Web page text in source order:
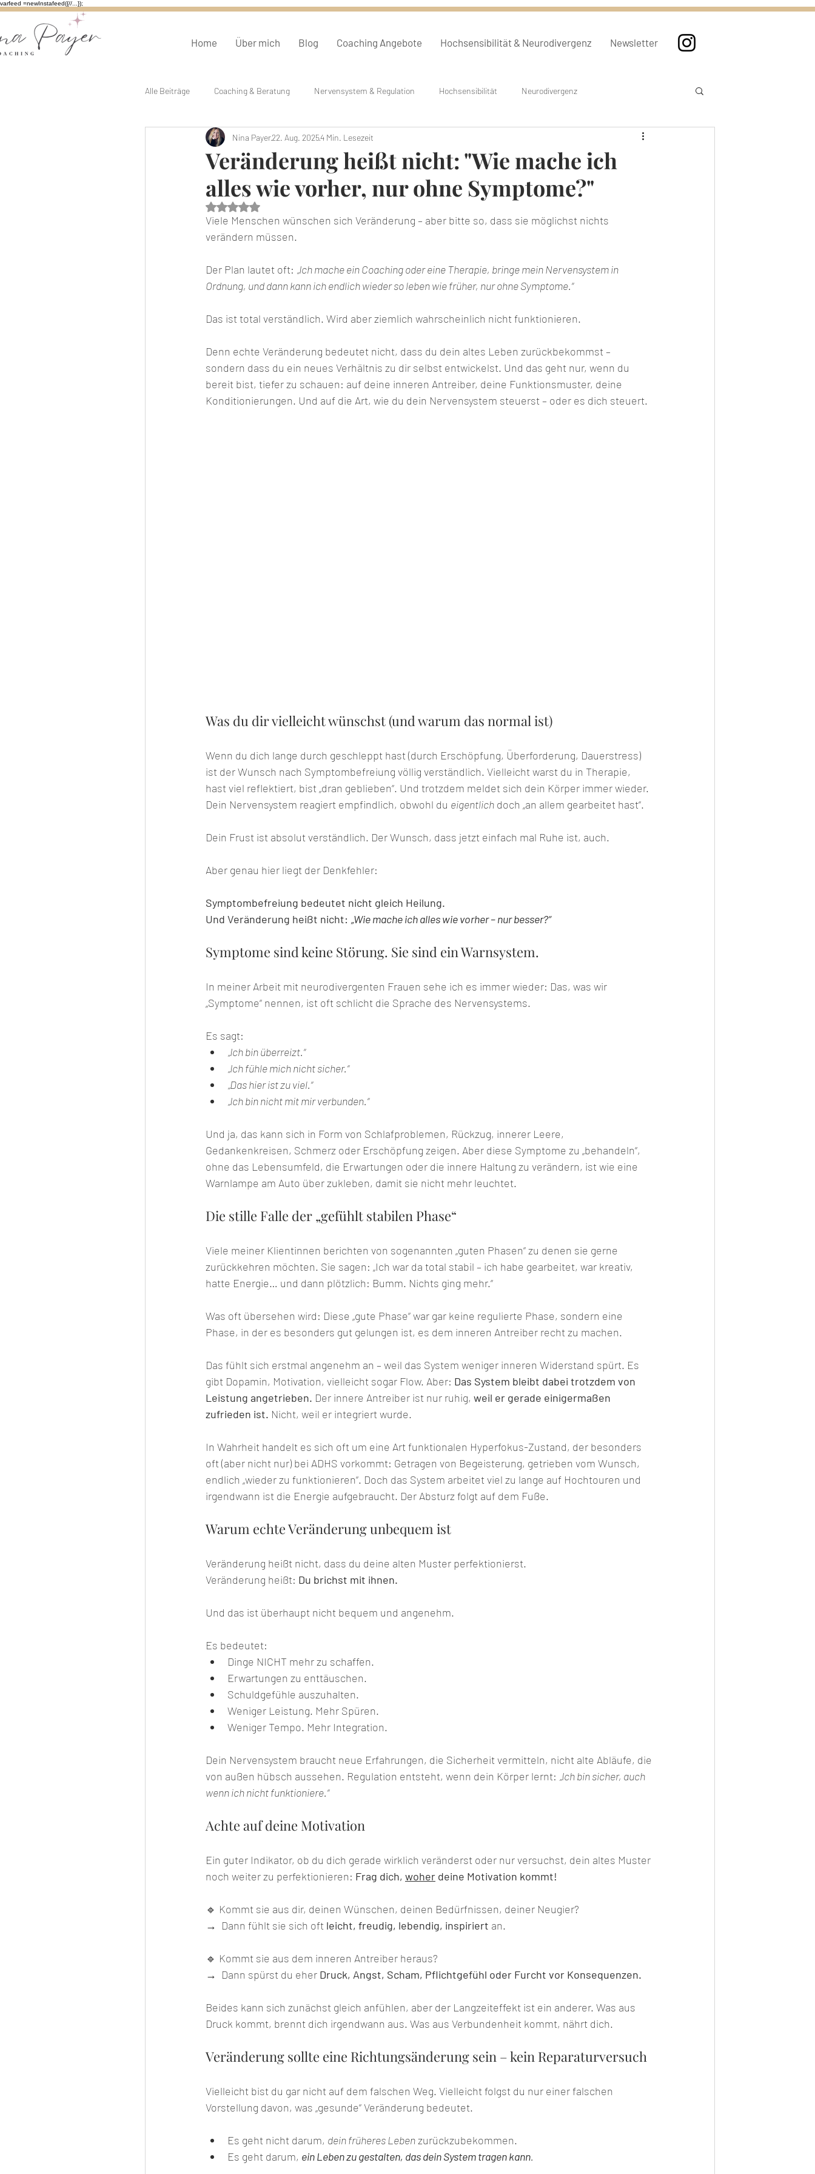
varfeed =newInstafeed({//...});
Home Über mich Blog Coaching Angebote Hochsensibilität & Neurodivergenz Newsletter
Alle Beiträge Coaching & Beratung Nervensystem & Regulation Hochsensibilität Neurodivergenz
Burnout & Erschöpfung Hypnose & Entspannung
Veränderung heißt nicht: "Wie mache ich
alles wie vorher, nur ohne Symptome?"
Nina Payer22. Aug. 20254 Min. Lesezeit
Mit NaN von 5 Sternen bewertet.
Viele Menschen wünschen sich Veränderung – aber bitte so, dass sie möglichst nichts
verändern müssen.
Der Plan lautet oft: „Ich mache ein Coaching oder eine Therapie, bringe mein Nervensystem in
Ordnung, und dann kann ich endlich wieder so leben wie früher, nur ohne Symptome.“
Das ist total verständlich. Wird aber ziemlich wahrscheinlich nicht funktionieren.
Denn echte Veränderung bedeutet nicht, dass du dein altes Leben zurückbekommst –
sondern dass du ein neues Verhältnis zu dir selbst entwickelst. Und das geht nur, wenn du
bereit bist, tiefer zu schauen: auf deine inneren Antreiber, deine Funktionsmuster, deine
Konditionierungen. Und auf die Art, wie du dein Nervensystem steuerst – oder es dich steuert.
Was du dir vielleicht wünschst (und warum das normal ist)
Wenn du dich lange durch geschleppt hast (durch Erschöpfung, Überforderung, Dauerstress)
ist der Wunsch nach Symptombefreiung völlig verständlich. Vielleicht warst du in Therapie,
hast viel reflektiert, bist „dran geblieben“. Und trotzdem meldet sich dein Körper immer wieder.
Dein Nervensystem reagiert empfindlich, obwohl du eigentlich doch „an allem gearbeitet hast“.
Dein Frust ist absolut verständlich. Der Wunsch, dass jetzt einfach mal Ruhe ist, auch.
Aber genau hier liegt der Denkfehler:
Symptombefreiung bedeutet nicht gleich Heilung.
Und Veränderung heißt nicht: „Wie mache ich alles wie vorher – nur besser?“
Symptome sind keine Störung. Sie sind ein Warnsystem.
In meiner Arbeit mit neurodivergenten Frauen sehe ich es immer wieder: Das, was wir
„Symptome“ nennen, ist oft schlicht die Sprache des Nervensystems.
Es sagt:
„Ich bin überreizt.“
„Ich fühle mich nicht sicher.“
„Das hier ist zu viel.“
„Ich bin nicht mit mir verbunden.“
Und ja, das kann sich in Form von Schlafproblemen, Rückzug, innerer Leere,
Gedankenkreisen, Schmerz oder Erschöpfung zeigen. Aber diese Symptome zu „behandeln“,
ohne das Lebensumfeld, die Erwartungen oder die innere Haltung zu verändern, ist wie eine
Warnlampe am Auto über zukleben, damit sie nicht mehr leuchtet.
Die stille Falle der „gefühlt stabilen Phase“
Viele meiner Klientinnen berichten von sogenannten „guten Phasen“ zu denen sie gerne
zurückkehren möchten. Sie sagen: „Ich war da total stabil – ich habe gearbeitet, war kreativ,
hatte Energie… und dann plötzlich: Bumm. Nichts ging mehr.“
Was oft übersehen wird: Diese „gute Phase“ war gar keine regulierte Phase, sondern eine
Phase, in der es besonders gut gelungen ist, es dem inneren Antreiber recht zu machen.
Das fühlt sich erstmal angenehm an – weil das System weniger inneren Widerstand spürt. Es
gibt Dopamin, Motivation, vielleicht sogar Flow. Aber: Das System bleibt dabei trotzdem von
Leistung angetrieben. Der innere Antreiber ist nur ruhig, weil er gerade einigermaßen
zufrieden ist. Nicht, weil er integriert wurde.
In Wahrheit handelt es sich oft um eine Art funktionalen Hyperfokus-Zustand, der besonders
oft (aber nicht nur) bei ADHS vorkommt: Getragen von Begeisterung, getrieben vom Wunsch,
endlich „wieder zu funktionieren“. Doch das System arbeitet viel zu lange auf Hochtouren und
irgendwann ist die Energie aufgebraucht. Der Absturz folgt auf dem Fuße.
Warum echte Veränderung unbequem ist
Veränderung heißt nicht, dass du deine alten Muster perfektionierst.
Veränderung heißt: Du brichst mit ihnen.
Und das ist überhaupt nicht bequem und angenehm.
Es bedeutet:
Dinge NICHT mehr zu schaffen.
Erwartungen zu enttäuschen.
Schuldgefühle auszuhalten.
Weniger Leistung. Mehr Spüren.
Weniger Tempo. Mehr Integration.
Dein Nervensystem braucht neue Erfahrungen, die Sicherheit vermitteln, nicht alte Abläufe, die
von außen hübsch aussehen. Regulation entsteht, wenn dein Körper lernt: „Ich bin sicher, auch
wenn ich nicht funktioniere.“
Achte auf deine Motivation
Ein guter Indikator, ob du dich gerade wirklich veränderst oder nur versuchst, dein altes Muster
noch weiter zu perfektionieren: Frag dich, woher deine Motivation kommt!
🔹 Kommt sie aus dir, deinen Wünschen, deinen Bedürfnissen, deiner Neugier?
→  Dann fühlt sie sich oft leicht, freudig, lebendig, inspiriert an.
🔹 Kommt sie aus dem inneren Antreiber heraus?
→  Dann spürst du eher Druck, Angst, Scham, Pflichtgefühl oder Furcht vor Konsequenzen.
Beides kann sich zunächst gleich anfühlen, aber der Langzeiteffekt ist ein anderer. Was aus
Druck kommt, brennt dich irgendwann aus. Was aus Verbundenheit kommt, nährt dich.
Veränderung sollte eine Richtungsänderung sein – kein Reparaturversuch
Vielleicht bist du gar nicht auf dem falschen Weg. Vielleicht folgst du nur einer falschen
Vorstellung davon, was „gesunde“ Veränderung bedeutet.
Es geht nicht darum, dein früheres Leben zurückzubekommen.
Es geht darum, ein Leben zu gestalten, das dein System tragen kann.